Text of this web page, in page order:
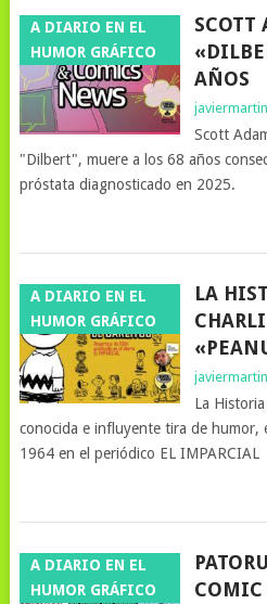
A DIARIO EN EL
HUMOR GRÁFICO
SCOTT
AÑOS
Scott
"Dilbert", muere a los 68 años
próstata diagnosticado en 2025.
A DIARIO EN EL
HUMOR GRÁFICO
LA
La
conocida e influyente tira de humor,
1964 en el periódico EL IMPARCIAL
A DIARIO EN EL
HUMOR GRÁFICO
COMIC